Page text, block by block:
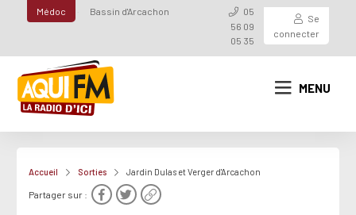
Médoc Bassin d'Arcachon
05
56 09
05 35
Se
connecter
MENU
Accueil Sorties Jardin Dulas et Verger d'Arcachon
Partager sur :